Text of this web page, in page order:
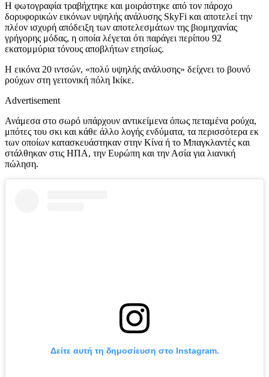
Η φωτογραφία τραβήχτηκε και μοιράστηκε από τον πάροχο
δορυφορικών εικόνων υψηλής ανάλυσης SkyFi και αποτελεί την
πλέον ισχυρή απόδειξη των αποτελεσμάτων της βιομηχανίας
γρήγορης μόδας, η οποία λέγεται ότι παράγει περίπου 92
εκατομμύρια τόνους αποβλήτων ετησίως.
Η εικόνα 20 ιντσών, «πολύ υψηλής ανάλυσης» δείχνει το βουνό
ρούχων στη γειτονική πόλη Ικίκε.
Advertisement
Ανάμεσα στο σωρό υπάρχουν αντικείμενα όπως πεταμένα ρούχα,
μπότες του σκι και κάθε άλλο λογής ενδύματα, τα περισσότερα εκ
των οποίων κατασκευάστηκαν στην Κίνα ή το Μπαγκλαντές και
στάλθηκαν στις ΗΠΑ, την Ευρώπη και την Ασία για λιανική
πώληση.
Δείτε αυτή τη δημοσίευση στο Instagram.